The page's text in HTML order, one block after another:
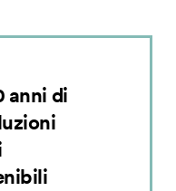
anni di